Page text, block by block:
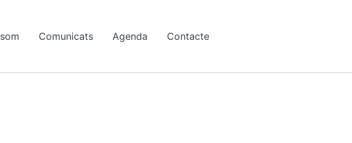
Comunicats Agenda Contacte